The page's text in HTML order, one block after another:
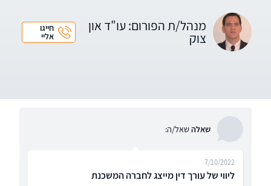
מנהל/ת הפורום: עו"ד און
צוק
חייגו
אליי
שאלהשאל/ה:
ליווי של עורך דין מייצג לחברה המשכנת
7/10/2022